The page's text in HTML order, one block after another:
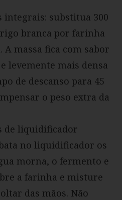
integrais: substitua 300
branca por farinha
massa fica com sabor
levemente mais densa
de descanso para 45
o peso extra da
de liquidificador
no liquidificador os
morna, o fermento e
a farinha e misture
das mãos. Não